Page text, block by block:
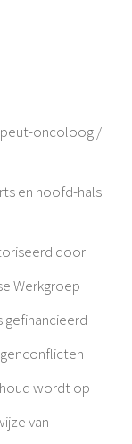
oncoloog /
en hoofd-hals
door
Werkgroep
wordt op
van